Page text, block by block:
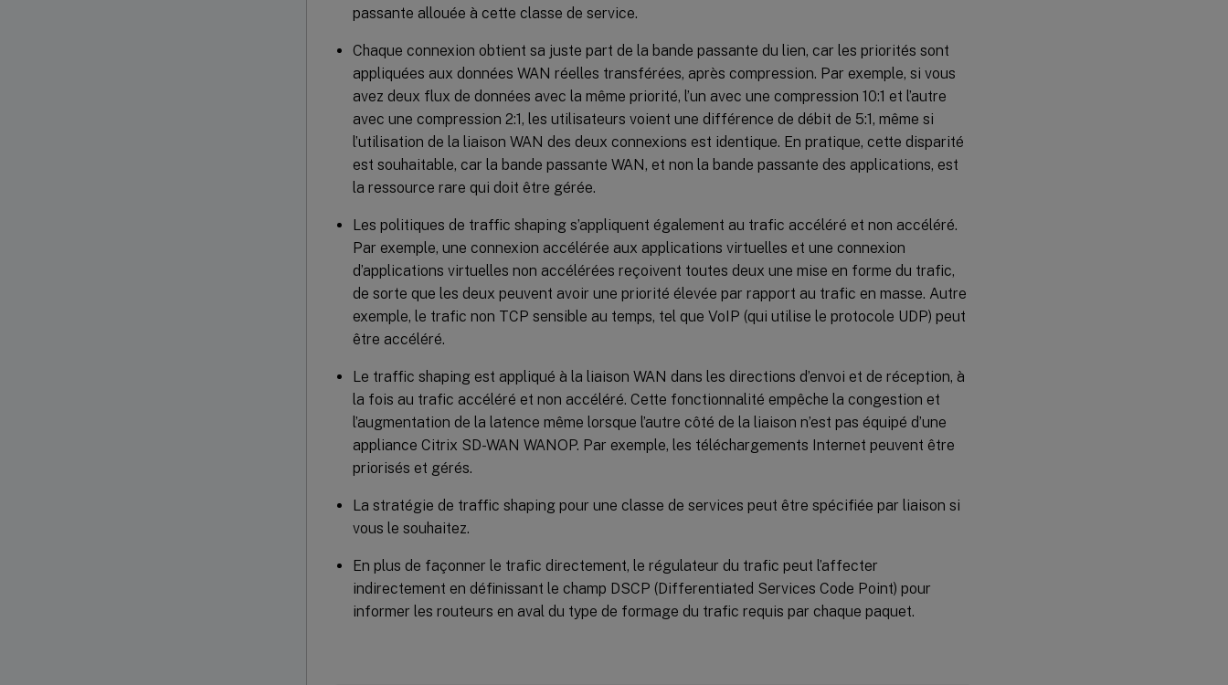
passante allouée à cette classe de service.
Chaque connexion obtient sa juste part de la bande passante du lien, car les priorités sont
appliquées aux données WAN réelles transférées, après compression. Par exemple, si vous
avez deux flux de données avec la même priorité, l’un avec une compression 10:1 et l’autre
avec une compression 2:1, les utilisateurs voient une différence de débit de 5:1, même si
l’utilisation de la liaison WAN des deux connexions est identique. En pratique, cette disparité
est souhaitable, car la bande passante WAN, et non la bande passante des applications, est
la ressource rare qui doit être gérée.
Les politiques de traffic shaping s’appliquent également au trafic accéléré et non accéléré.
Par exemple, une connexion accélérée aux applications virtuelles et une connexion
d’applications virtuelles non accélérées reçoivent toutes deux une mise en forme du trafic,
de sorte que les deux peuvent avoir une priorité élevée par rapport au trafic en masse. Autre
exemple, le trafic non TCP sensible au temps, tel que VoIP (qui utilise le protocole UDP) peut
être accéléré.
Le traffic shaping est appliqué à la liaison WAN dans les directions d’envoi et de réception, à
la fois au trafic accéléré et non accéléré. Cette fonctionnalité empêche la congestion et
l’augmentation de la latence même lorsque l’autre côté de la liaison n’est pas équipé d’une
appliance Citrix SD-WAN WANOP. Par exemple, les téléchargements Internet peuvent être
priorisés et gérés.
La stratégie de traffic shaping pour une classe de services peut être spécifiée par liaison si
vous le souhaitez.
En plus de façonner le trafic directement, le régulateur du trafic peut l’affecter
indirectement en définissant le champ DSCP (Differentiated Services Code Point) pour
informer les routeurs en aval du type de formage du trafic requis par chaque paquet.